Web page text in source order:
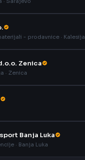
- prodavnice · Kalesija
Zenica
· Zenica
Banja Luka
· Banja Luka